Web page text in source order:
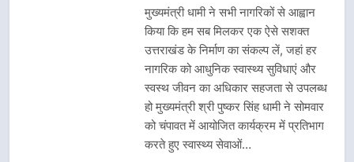
मुख्यमंत्री धामी ने सभी नागरिकों से आह्वान
किया कि हम सब मिलकर एक ऐसे सशक्त
उत्तराखंड के निर्माण का संकल्प लें, जहां हर
नागरिक को आधुनिक स्वास्थ्य सुविधाएं और
स्वस्थ जीवन का अधिकार सहजता से उपलब्ध
हो मुख्यमंत्री श्री पुष्कर सिंह धामी ने सोमवार
को चंपावत में आयोजित कार्यक्रम में प्रतिभाग
करते हुए स्वास्थ्य सेवाओं…